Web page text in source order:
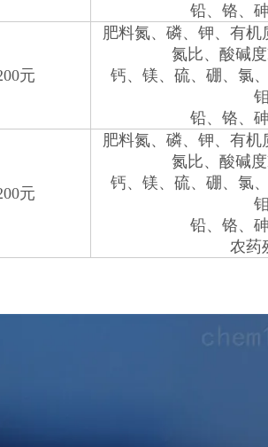
铅、铬、
元
肥料氮、磷、钾、有
氮比、酸碱度
钙、镁、硫、硼、氯
铅、铬、
元
肥料氮、磷、钾、有
氮比、酸碱度
钙、镁、硫、硼、氯
铅、铬、
农药